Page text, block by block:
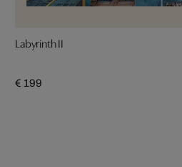
Labyrinth II
€ 199